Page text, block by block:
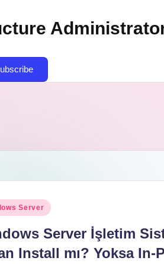
Server
Server İşletim
Install mı? Yoksa In-